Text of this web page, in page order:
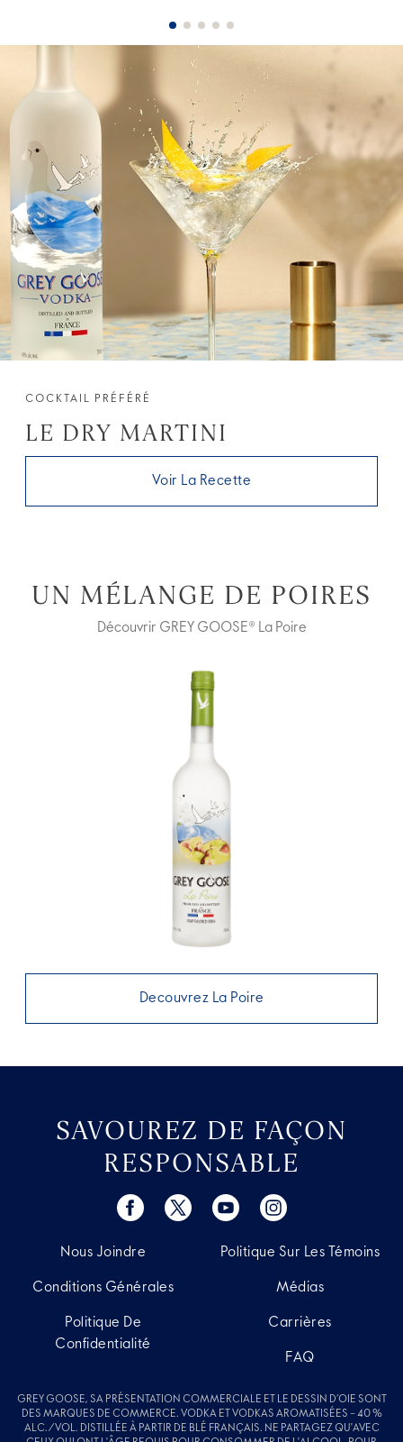
COCKTAIL PRÉFÉRÉ
LE DRY MARTINI
Voir La Recette
UN MÉLANGE DE POIRES
Découvrir GREY GOOSE® La Poire
Decouvrez La Poire
SAVOUREZ DE FAÇON
RESPONSABLE
Nous Joindre
Conditions Générales
Politique De
Confidentialité
Politique Sur Les Témoins
Médias
Carrières
FAQ
GREY GOOSE, SA PRÉSENTATION COMMERCIALE ET LE DESSIN D’OIE SONT
DES MARQUES DE COMMERCE. VODKA ET VODKAS AROMATISÉES – 40 %
ALC./VOL. DISTILLÉE À PARTIR DE BLÉ FRANÇAIS. NE PARTAGEZ QU'AVEC